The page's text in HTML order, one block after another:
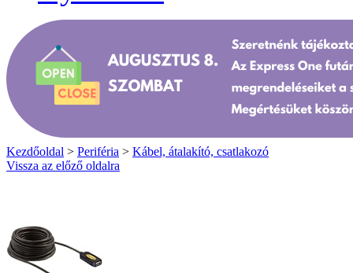
Kezdőoldal > Periféria > Kábel, átalakító, csatlakozó
Vissza az előző oldalra